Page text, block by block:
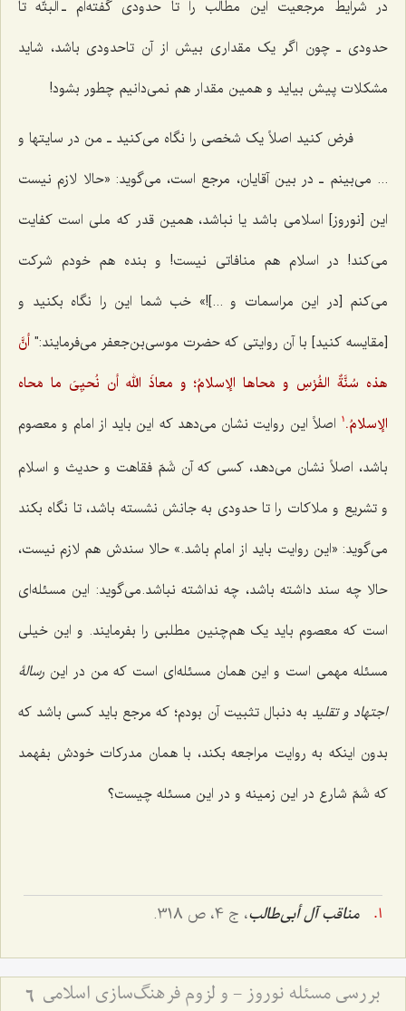
در شرایط مرجعیت این مطالب را تا حدودی گفته‌ام ـ البتّه تا
حدودی ـ چون اگر یک مقداری بیش از آن تاحدودی باشد، شاید
مشکلات پیش بیاید و همین مقدار هم نمی‌دانیم چطور بشود!
فرض کنید اصلاً یک شخصی را نگاه می‌کنید ـ من در سایتها و
... می‌بینم ـ در بین آقایان، مرجع است، می‌گوید: «حالا لازم نیست
این [نوروز] اسلامی باشد یا نباشد، همین قدر که ملی است کفایت
می‌کند! در اسلام هم منافاتی نیست! و بنده هم خودم شرکت
می‌کنم [در این مراسمات و ...]!» خب شما این را نگاه بکنید و
[مقایسه کنید] با آن روایتی که حضرت موسی‌بن‌جعفر می‌فرمایند:" أنَّ
هذه سُنَّةٌ الفُرْسِ و مَحاها الإسلامُ؛ و معاذَ الله أن نُحيِىَ ما مَحاه
الإسلامُ. 1
اصلاً این روایت نشان می‌دهد که این باید از امام و معصوم
باشد، اصلاً نشان می‌دهد، کسی که آن شَمّ فقاهت و حدیث و اسلام
و تشریع و ملاکات را تا حدودی به جانش نشسته باشد، تا نگاه بکند
می‌گوید: «این روایت باید از امام باشد.» حالا سندش هم لازم نیست،
حالا چه سند داشته باشد، چه نداشته نباشد.می‌گوید:‌ این مسئله‌ای
است که معصوم باید یک هم‌چنین مطلبی را بفرمایند. و این خیلی
مسئله مهمی است و این همان مسئله‌ای است که من در این رسالۀ
اجتهاد و تقلید به دنبال تثبیت آن بودم؛ که مرجع باید کسی باشد که
بدون اینکه به روایت مراجعه بکند، با همان مدرکات خودش بفهمد
که شَمّ شارع در این زمینه و در این مسئله چیست؟
مناقب آل أبى‌طالب، ج 4، ص 318.
بررسی مسئله نوروز - و لزوم فرهنگ‌سازی اسلامی 6